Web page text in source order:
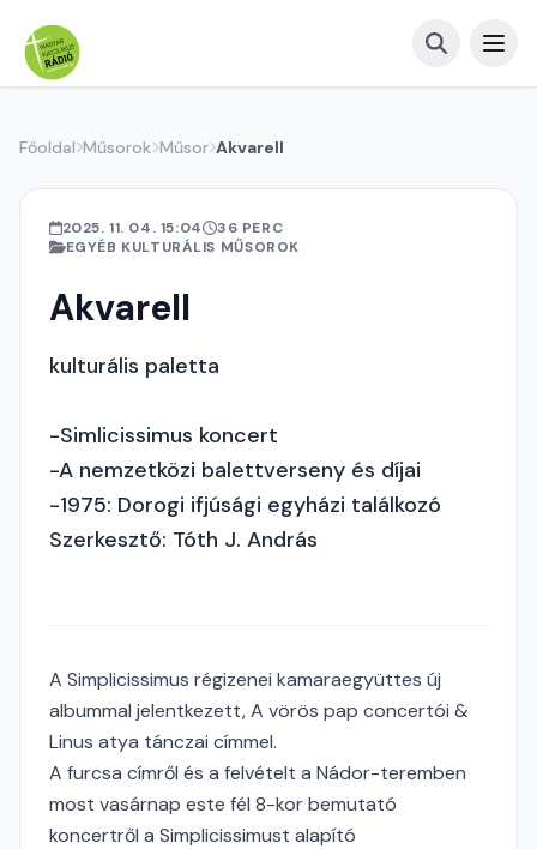
Főoldal Műsorok Műsor Akvarell
2025. 11. 04. 15:04
36 PERC
EGYÉB KULTURÁLIS MŰSOROK
Akvarell
kulturális paletta
-Simlicissimus koncert
-A nemzetközi balettverseny és díjai
-1975: Dorogi ifjúsági egyházi találkozó
Szerkesztő: Tóth J. András
A Simplicissimus régizenei kamaraegyüttes új
albummal jelentkezett, A vörös pap concertói &
Linus atya tánczai címmel.
A furcsa címről és a felvételt a Nádor-teremben
most vasárnap este fél 8-kor bemutató
koncertről a Simplicissimust alapító